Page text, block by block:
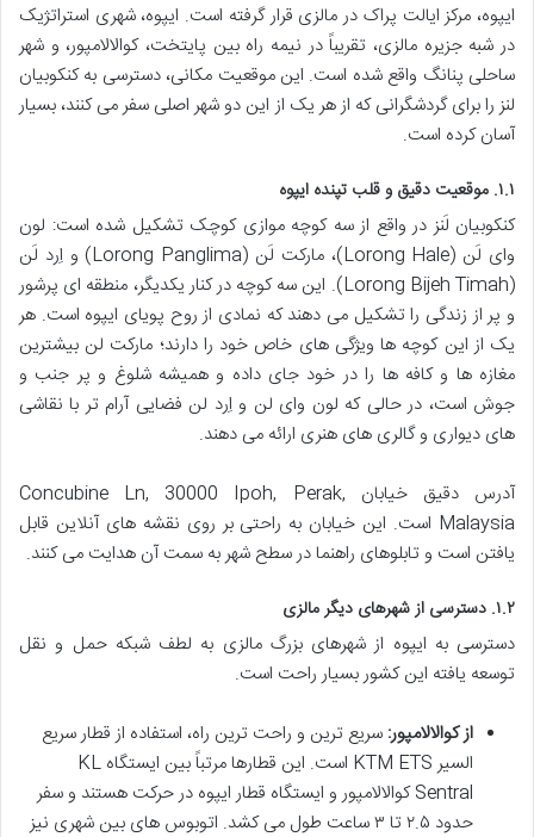
ایپوه، مرکز ایالت پراک در مالزی قرار گرفته است. ایپوه، شهری استراتژیک
در شبه جزیره مالزی، تقریباً در نیمه راه بین پایتخت، کوالالامپور، و شهر
ساحلی پنانگ واقع شده است. این موقعیت مکانی، دسترسی به کنکوبیان
لنز را برای گردشگرانی که از هر یک از این دو شهر اصلی سفر می کنند، بسیار
آسان کرده است.
۱.۱. موقعیت دقیق و قلب تپنده ایپوه
کنکوبیان لَنز در واقع از سه کوچه موازی کوچک تشکیل شده است: لون
وای لَن (Lorong Hale)، مارکت لَن (Lorong Panglima) و اِرد لَن
(Lorong Bijeh Timah). این سه کوچه در کنار یکدیگر، منطقه ای پرشور
و پر از زندگی را تشکیل می دهند که نمادی از روح پویای ایپوه است. هر
یک از این کوچه ها ویژگی های خاص خود را دارند؛ مارکت لن بیشترین
مغازه ها و کافه ها را در خود جای داده و همیشه شلوغ و پر جنب و
جوش است، در حالی که لون وای لن و اِرد لن فضایی آرام تر با نقاشی
های دیواری و گالری های هنری ارائه می دهند.
آدرس دقیق خیابان Concubine Ln, 30000 Ipoh, Perak,
Malaysia است. این خیابان به راحتی بر روی نقشه های آنلاین قابل
یافتن است و تابلوهای راهنما در سطح شهر به سمت آن هدایت می کنند.
۱.۲. دسترسی از شهرهای دیگر مالزی
دسترسی به ایپوه از شهرهای بزرگ مالزی به لطف شبکه حمل و نقل
توسعه یافته این کشور بسیار راحت است.
از کوالالامپور: سریع ترین و راحت ترین راه، استفاده از قطار سریع
السیر KTM ETS است. این قطارها مرتباً بین ایستگاه KL
Sentral کوالالامپور و ایستگاه قطار ایپوه در حرکت هستند و سفر
حدود ۲.۵ تا ۳ ساعت طول می کشد. اتوبوس های بین شهری نیز